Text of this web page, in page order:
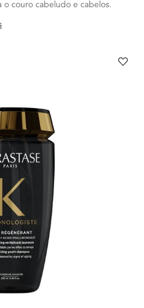
o couro cabeludo e cabelos.